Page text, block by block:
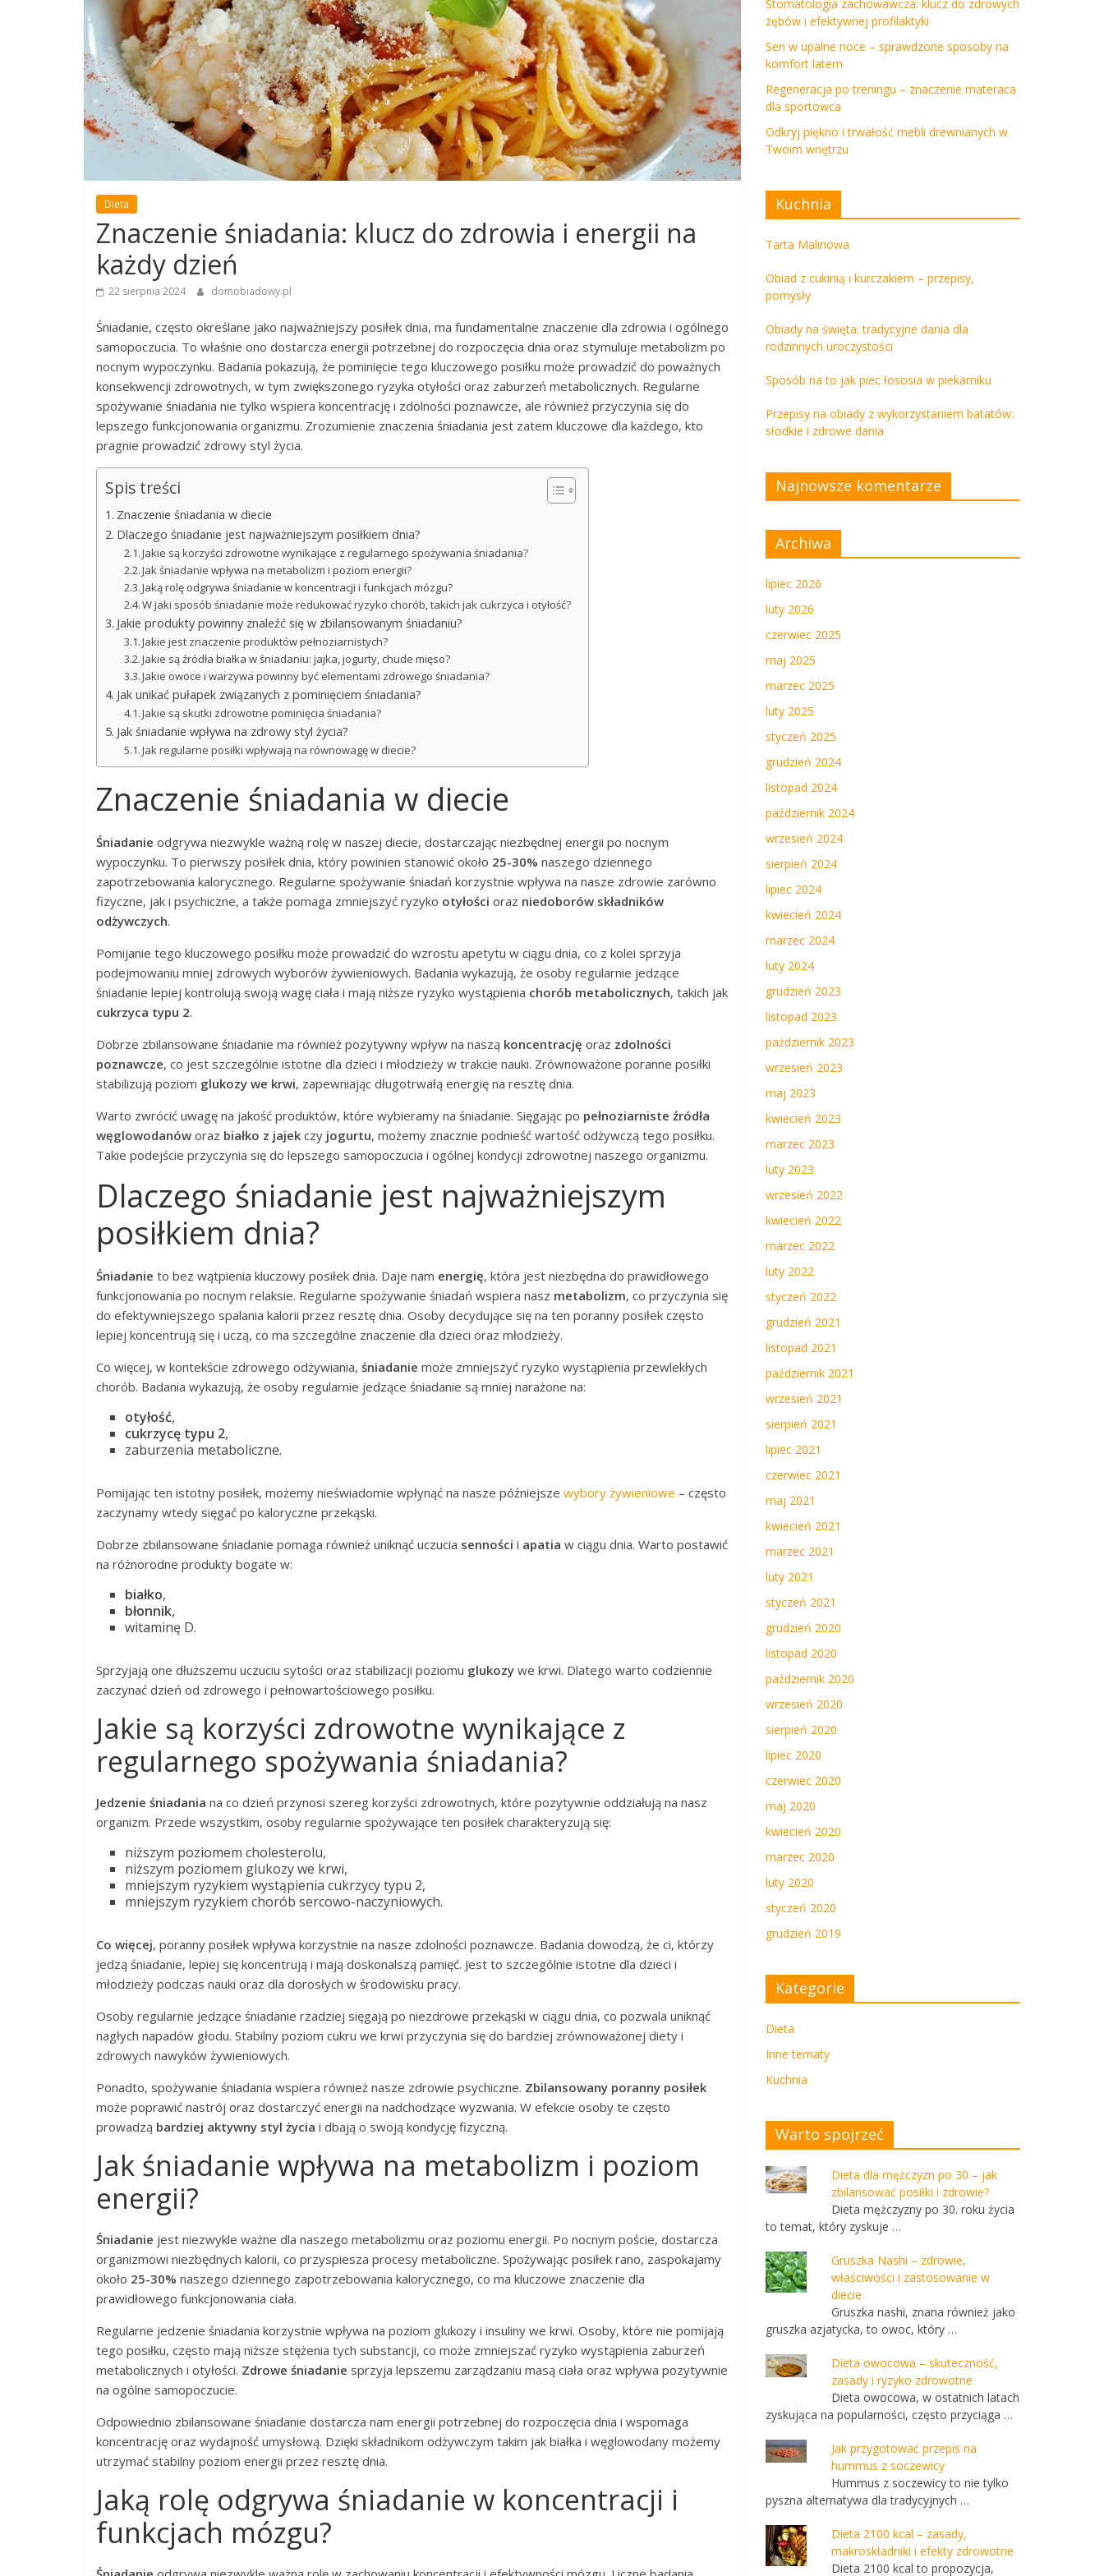
Dieta
Znaczenie śniadania: klucz do zdrowia i energii na
każdy dzień
22 sierpnia 2024 domobiadowy.pl
Śniadanie, często określane jako najważniejszy posiłek dnia, ma fundamentalne znaczenie dla zdrowia i ogólnego
samopoczucia. To właśnie ono dostarcza energii potrzebnej do rozpoczęcia dnia oraz stymuluje metabolizm po
nocnym wypoczynku. Badania pokazują, że pominięcie tego kluczowego posiłku może prowadzić do poważnych
konsekwencji zdrowotnych, w tym zwiększonego ryzyka otyłości oraz zaburzeń metabolicznych. Regularne
spożywanie śniadania nie tylko wspiera koncentrację i zdolności poznawcze, ale również przyczynia się do
lepszego funkcjonowania organizmu. Zrozumienie znaczenia śniadania jest zatem kluczowe dla każdego, kto
pragnie prowadzić zdrowy styl życia.
Spis treści
Znaczenie śniadania w diecie
Dlaczego śniadanie jest najważniejszym posiłkiem dnia?
Jakie są korzyści zdrowotne wynikające z regularnego spożywania śniadania?
Jak śniadanie wpływa na metabolizm i poziom energii?
Jaką rolę odgrywa śniadanie w koncentracji i funkcjach mózgu?
W jaki sposób śniadanie może redukować ryzyko chorób, takich jak cukrzyca i otyłość?
Jakie produkty powinny znaleźć się w zbilansowanym śniadaniu?
Jakie jest znaczenie produktów pełnoziarnistych?
Jakie są źródła białka w śniadaniu: jajka, jogurty, chude mięso?
Jakie owoce i warzywa powinny być elementami zdrowego śniadania?
Jak unikać pułapek związanych z pominięciem śniadania?
Jakie są skutki zdrowotne pominięcia śniadania?
Jak śniadanie wpływa na zdrowy styl życia?
Jak regularne posiłki wpływają na równowagę w diecie?
Znaczenie śniadania w diecie
Śniadanie odgrywa niezwykle ważną rolę w naszej diecie, dostarczając niezbędnej energii po nocnym
wypoczynku. To pierwszy posiłek dnia, który powinien stanowić około 25-30% naszego dziennego
zapotrzebowania kalorycznego. Regularne spożywanie śniadań korzystnie wpływa na nasze zdrowie zarówno
fizyczne, jak i psychiczne, a także pomaga zmniejszyć ryzyko otyłości oraz niedoborów składników
odżywczych.
Pomijanie tego kluczowego posiłku może prowadzić do wzrostu apetytu w ciągu dnia, co z kolei sprzyja
podejmowaniu mniej zdrowych wyborów żywieniowych. Badania wykazują, że osoby regularnie jedzące
śniadanie lepiej kontrolują swoją wagę ciała i mają niższe ryzyko wystąpienia chorób metabolicznych, takich jak
cukrzyca typu 2.
Dobrze zbilansowane śniadanie ma również pozytywny wpływ na naszą koncentrację oraz zdolności
poznawcze, co jest szczególnie istotne dla dzieci i młodzieży w trakcie nauki. Zrównoważone poranne posiłki
stabilizują poziom glukozy we krwi, zapewniając długotrwałą energię na resztę dnia.
Warto zwrócić uwagę na jakość produktów, które wybieramy na śniadanie. Sięgając po pełnoziarniste źródła
węglowodanów oraz białko z jajek czy jogurtu, możemy znacznie podnieść wartość odżywczą tego posiłku.
Takie podejście przyczynia się do lepszego samopoczucia i ogólnej kondycji zdrowotnej naszego organizmu.
Dlaczego śniadanie jest najważniejszym
posiłkiem dnia?
Śniadanie to bez wątpienia kluczowy posiłek dnia. Daje nam energię, która jest niezbędna do prawidłowego
funkcjonowania po nocnym relaksie. Regularne spożywanie śniadań wspiera nasz metabolizm, co przyczynia się
do efektywniejszego spalania kalorii przez resztę dnia. Osoby decydujące się na ten poranny posiłek często
lepiej koncentrują się i uczą, co ma szczególne znaczenie dla dzieci oraz młodzieży.
Co więcej, w kontekście zdrowego odżywiania, śniadanie może zmniejszyć ryzyko wystąpienia przewlekłych
chorób. Badania wykazują, że osoby regularnie jedzące śniadanie są mniej narażone na:
otyłość,
cukrzycę typu 2,
zaburzenia metaboliczne.
Pomijając ten istotny posiłek, możemy nieświadomie wpłynąć na nasze późniejsze wybory żywieniowe – często
zaczynamy wtedy sięgać po kaloryczne przekąski.
Dobrze zbilansowane śniadanie pomaga również uniknąć uczucia senności i apatia w ciągu dnia. Warto postawić
na różnorodne produkty bogate w:
białko,
błonnik,
witaminę D.
Sprzyjają one dłuższemu uczuciu sytości oraz stabilizacji poziomu glukozy we krwi. Dlatego warto codziennie
zaczynać dzień od zdrowego i pełnowartościowego posiłku.
Jakie są korzyści zdrowotne wynikające z
regularnego spożywania śniadania?
Jedzenie śniadania na co dzień przynosi szereg korzyści zdrowotnych, które pozytywnie oddziałują na nasz
organizm. Przede wszystkim, osoby regularnie spożywające ten posiłek charakteryzują się:
niższym poziomem cholesterolu,
niższym poziomem glukozy we krwi,
mniejszym ryzykiem wystąpienia cukrzycy typu 2,
mniejszym ryzykiem chorób sercowo-naczyniowych.
Co więcej, poranny posiłek wpływa korzystnie na nasze zdolności poznawcze. Badania dowodzą, że ci, którzy
jedzą śniadanie, lepiej się koncentrują i mają doskonalszą pamięć. Jest to szczególnie istotne dla dzieci i
młodzieży podczas nauki oraz dla dorosłych w środowisku pracy.
Osoby regularnie jedzące śniadanie rzadziej sięgają po niezdrowe przekąski w ciągu dnia, co pozwala uniknąć
nagłych napadów głodu. Stabilny poziom cukru we krwi przyczynia się do bardziej zrównoważonej diety i
zdrowych nawyków żywieniowych.
Ponadto, spożywanie śniadania wspiera również nasze zdrowie psychiczne. Zbilansowany poranny posiłek
może poprawić nastrój oraz dostarczyć energii na nadchodzące wyzwania. W efekcie osoby te często
prowadzą bardziej aktywny styl życia i dbają o swoją kondycję fizyczną.
Jak śniadanie wpływa na metabolizm i poziom
energii?
Śniadanie jest niezwykle ważne dla naszego metabolizmu oraz poziomu energii. Po nocnym poście, dostarcza
organizmowi niezbędnych kalorii, co przyspiesza procesy metaboliczne. Spożywając posiłek rano, zaspokajamy
około 25-30% naszego dziennego zapotrzebowania kalorycznego, co ma kluczowe znaczenie dla
prawidłowego funkcjonowania ciała.
Regularne jedzenie śniadania korzystnie wpływa na poziom glukozy i insuliny we krwi. Osoby, które nie pomijają
tego posiłku, często mają niższe stężenia tych substancji, co może zmniejszać ryzyko wystąpienia zaburzeń
metabolicznych i otyłości. Zdrowe śniadanie sprzyja lepszemu zarządzaniu masą ciała oraz wpływa pozytywnie
na ogólne samopoczucie.
Odpowiednio zbilansowane śniadanie dostarcza nam energii potrzebnej do rozpoczęcia dnia i wspomaga
koncentrację oraz wydajność umysłową. Dzięki składnikom odżywczym takim jak białka i węglowodany możemy
utrzymać stabilny poziom energii przez resztę dnia.
Jaką rolę odgrywa śniadanie w koncentracji i
funkcjach mózgu?
Stomatologia zachowawcza: klucz do zdrowych
zębów i efektywnej profilaktyki
Sen w upalne noce – sprawdzone sposoby na
komfort latem
Regeneracja po treningu – znaczenie materaca
dla sportowca
Odkryj piękno i trwałość mebli drewnianych w
Twoim wnętrzu
Kuchnia
Tarta Malinowa
Obiad z cukinią i kurczakiem – przepisy,
pomysły
Obiady na święta: tradycyjne dania dla
rodzinnych uroczystości
Sposób na to jak piec łososia w piekarniku
Przepisy na obiady z wykorzystaniem batatów:
słodkie i zdrowe dania
Najnowsze komentarze
Archiwa
lipiec 2026
luty 2026
czerwiec 2025
maj 2025
marzec 2025
luty 2025
styczeń 2025
grudzień 2024
listopad 2024
październik 2024
wrzesień 2024
sierpień 2024
lipiec 2024
kwiecień 2024
marzec 2024
luty 2024
grudzień 2023
listopad 2023
październik 2023
wrzesień 2023
maj 2023
kwiecień 2023
marzec 2023
luty 2023
wrzesień 2022
kwiecień 2022
marzec 2022
luty 2022
styczeń 2022
grudzień 2021
listopad 2021
październik 2021
wrzesień 2021
sierpień 2021
lipiec 2021
czerwiec 2021
maj 2021
kwiecień 2021
marzec 2021
luty 2021
styczeń 2021
grudzień 2020
listopad 2020
październik 2020
wrzesień 2020
sierpień 2020
lipiec 2020
czerwiec 2020
maj 2020
kwiecień 2020
marzec 2020
luty 2020
styczeń 2020
grudzień 2019
Kategorie
Dieta
Inne tematy
Kuchnia
Warto spojrzeć
Dieta dla mężczyzn po 30 – jak
zbilansować posiłki i zdrowie?
Dieta mężczyzny po 30. roku życia
to temat, który zyskuje …
Gruszka Nashi – zdrowie,
właściwości i zastosowanie w
diecie
Gruszka nashi, znana również jako
gruszka azjatycka, to owoc, który …
Dieta owocowa – skuteczność,
zasady i ryzyko zdrowotne
Dieta owocowa, w ostatnich latach
zyskująca na popularności, często przyciąga …
Jak przygotować przepis na
hummus z soczewicy
Hummus z soczewicy to nie tylko
pyszna alternatywa dla tradycyjnych …
Dieta 2100 kcal – zasady,
makroskładniki i efekty zdrowotne
Dieta 2100 kcal to propozycja,